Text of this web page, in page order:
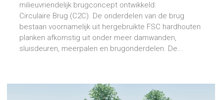
milieuvriendelijk brugconcept ontwikkeld:
Circulaire Brug (C2C). De onderdelen van de brug
bestaan voornamelijk uit hergebruikte FSC hardhouten
planken afkomstig uit onder meer damwanden,
sluisdeuren, meerpalen en brugonderdelen. De...